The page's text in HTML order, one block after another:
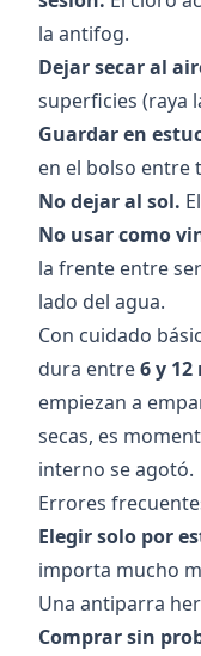
la antifog.
Dejar secar al
superficies (raya
Guardar en
en el bolso entre
No dejar al sol.
No usar como
la frente entre
lado del agua.
Con cuidado
dura entre6 y
empiezan a
secas, es
interno se agotó.
Errores
Elegir solo por
importa mucho
Una antiparra
Comprar sin